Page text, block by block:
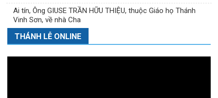
Ai tín, Ông GIUSE TRẦN HỮU THIỆU, thuộc Giáo họ Thánh
Vinh Sơn, về nhà Cha
THÁNH LỄ ONLINE